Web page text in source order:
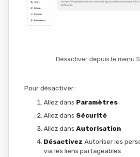
Désactiver depuis le menu
Pour désactiver :
Allez dans Paramètres
Allez dans Sécurité
Allez dans Autorisation
Désactivez Autoriser les
via les liens partageables